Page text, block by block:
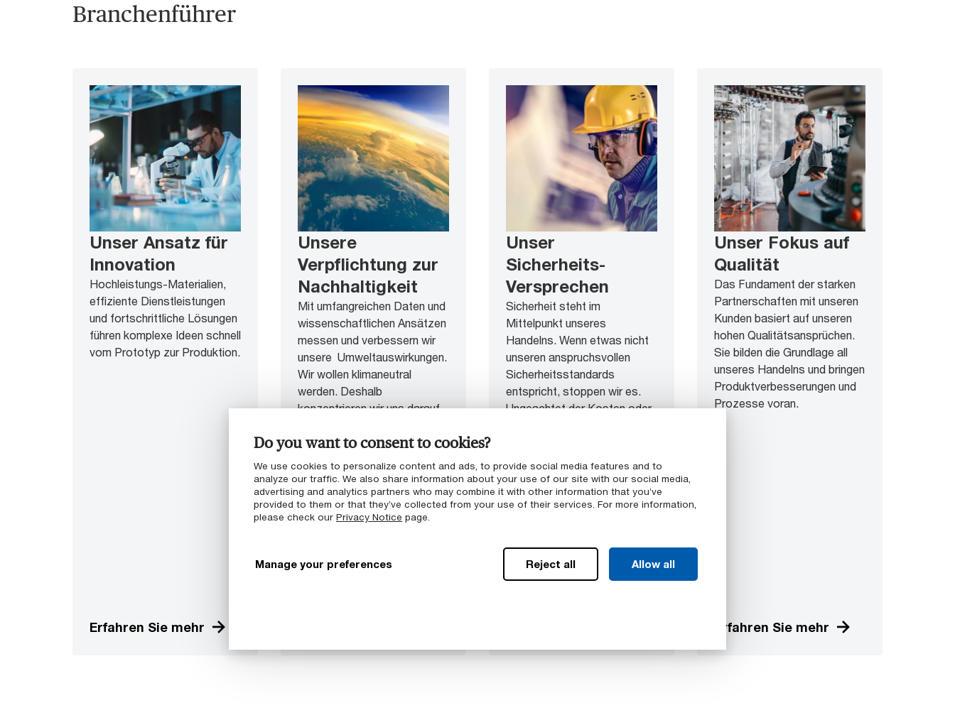
Do you want to consent to cookies?
We use cookies to personalize content and ads, to provide social media features and to
analyze our traffic. We also share information about your use of our site with our social media,
advertising and analytics partners who may combine it with other information that you’ve
provided to them or that they’ve collected from your use of their services. For more information,
please check our Privacy Notice page.
Manage your preferences Reject all Allow all
Branchenführer
Unser Ansatz für
Innovation
Hochleistungs-Materialien,
effiziente Dienstleistungen
und fortschrittliche Lösungen
führen komplexe Ideen schnell
vom Prototyp zur Produktion.
Erfahren Sie mehr
Unsere
Verpflichtung zur
Nachhaltigkeit
Mit umfangreichen Daten und
wissenschaftlichen Ansätzen
messen und verbessern wir
unsere Umweltauswirkungen.
Wir wollen klimaneutral
werden. Deshalb
konzentrieren wir uns darauf,
Kohlenstoffemissionen durch
und Nutzung erneuerbarer
Energiequellen zu reduzieren.
Wir recyclen so viel und wo
immer wir können, und
nur eben möglich. So bauen
Unser
Sicherheits-
Versprechen
Sicherheit steht im
Mittelpunkt unseres
Handelns. Wenn etwas nicht
unseren anspruchsvollen
Sicherheitsstandards
entspricht, stoppen wir es.
Ungeachtet der Kosten oder
Unser Fokus auf
Qualität
Das Fundament der starken
Partnerschaften mit unseren
Kunden basiert auf unseren
hohen Qualitätsansprüchen.
Sie bilden die Grundlage all
unseres Handelns und bringen
Produktverbesserungen und
Prozesse voran.
Erfahren Sie mehr